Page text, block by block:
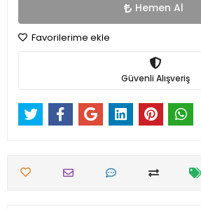
Hemen Al
Favorilerime ekle
Güvenli Alışveriş